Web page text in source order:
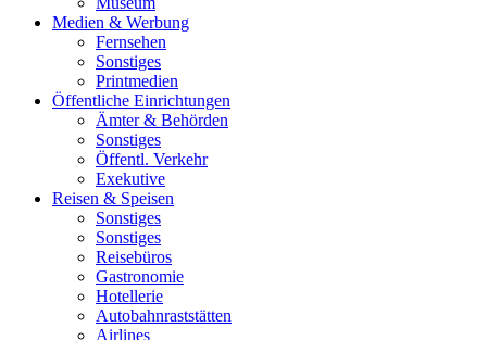
Medien & Werbung
Fernsehen
Sonstiges
Printmedien
Öffentliche Einrichtungen
Ämter & Behörden
Sonstiges
Öffentl. Verkehr
Exekutive
Reisen & Speisen
Sonstiges
Sonstiges
Reisebüros
Gastronomie
Hotellerie
Autobahnraststätten
Airlines